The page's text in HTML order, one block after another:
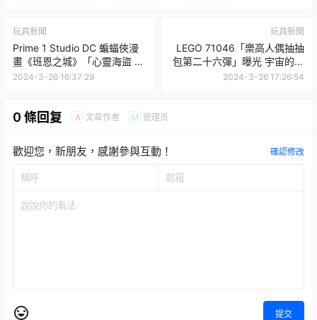
玩具新聞
Prime 1 Studio DC 蝙蝠俠漫
畫《班恩之城》「心靈海盜 概
念設計 by Carlos D'Anda」
2024-3-26 16:37:29
玩具新聞
LEGO 71046「樂高人偶抽抽
包第二十六彈」曝光 宇宙的神
秘與浩瀚充分表現！
2024-3-26 17:26:54
0 條回复 A 文章作者 M 管理员
歡迎您，新朋友，感謝參與互動！ 確認修改
提交